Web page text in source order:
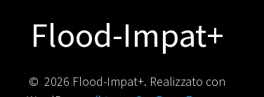
Flood-Impat+
© 2026 Flood-Impat+. Realizzato con